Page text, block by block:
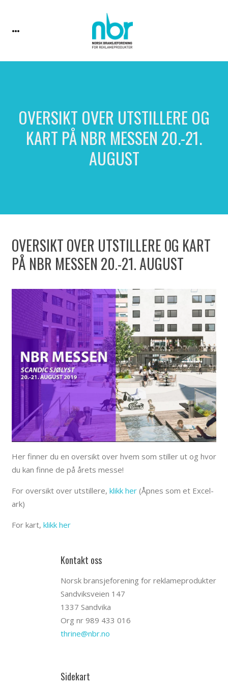
OVERSIKT OVER UTSTILLERE OG
KART PÅ NBR MESSEN 20.-21.
AUGUST
OVERSIKT OVER UTSTILLERE OG KART
PÅ NBR MESSEN 20.-21. AUGUST
Her finner du en oversikt over hvem som stiller ut og hvor
du kan finne de på årets messe!
For oversikt over utstillere, klikk her (Åpnes som et Excel-
ark)
For kart, klikk her
Kontakt oss
Norsk bransjeforening for reklameprodukter
Sandviksveien 147
1337 Sandvika
Org nr 989 433 016
thrine@nbr.no
Sidekart